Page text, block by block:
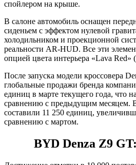
спойлером на крыше.
В салоне автомобиль оснащен
сиденьем с эффектом нулевой
холодильником и проекционной
реальности AR-HUD. Все эти
опцией цвета интерьера «Lava
После запуска модели кроссовера
глобальные продажи бренда
единиц в марте текущего года, что
сравнению с предыдущим месяцем.
составили 11 250 единиц,
сравнению с мартом.
BYD Denza Z9